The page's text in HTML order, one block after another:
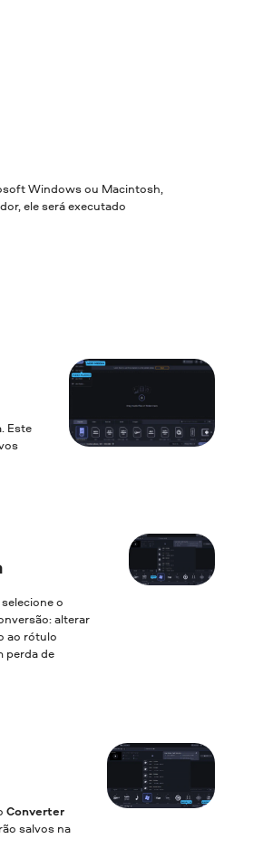
Windows ou Macintosh,
ele será executado
Este
o
alterar
ao rótulo
perda de
Converter
salvos na